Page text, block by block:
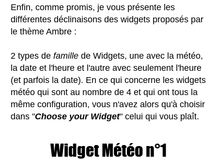
Enfin, comme promis, je vous présente les
différentes déclinaisons des widgets proposés par
le thème Ambre :
2 types defamille de Widgets, une avec la météo,
la date et l'heure et l'autre avec seulement l'heure
(et parfois la date). En ce qui concerne les widgets
météo qui sont au nombre de 4 et qui ont tous la
même configuration, vous n'avez alors qu'à choisir
dans "Choose your Widget" celui qui vous plaît.
Widget Météo n°1